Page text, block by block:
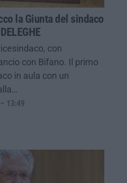
la Giunta del sindaco
con
con Bifano. Il primo
in aula con un
13:49